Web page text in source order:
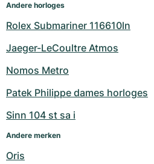
Andere horloges
Rolex Submariner 116610ln
Jaeger-LeCoultre Atmos
Nomos Metro
Patek Philippe dames horloges
Sinn 104 st sa i
Andere merken
Oris